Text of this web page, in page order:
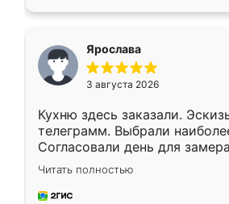
Ярослава
3 августа 2026
Кухню здесь заказали.
телеграмм. Выбрали
Согласовали день для
недели кухня была уже
довольны работой. Спасибо
мебель за качественную
Читать полностью